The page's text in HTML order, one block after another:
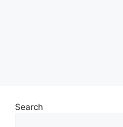
Search